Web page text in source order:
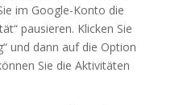
im Google-Konto die
pausieren. Klicken Sie
und dann auf die Option
Sie die Aktivitäten